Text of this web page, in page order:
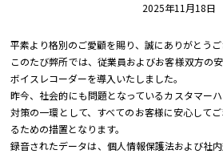
2025年11月18日
平素より格別のご愛顧を賜り、誠にありがとうご
このたび弊所では、従業員およびお客様双方の
ボイスレコーダーを導入いたしました。
昨今、社会的にも問題となっているカスタマー
対策の一環として、すべてのお客様に安心して
るための措置となります。
録音されたデータは、個人情報保護法および社